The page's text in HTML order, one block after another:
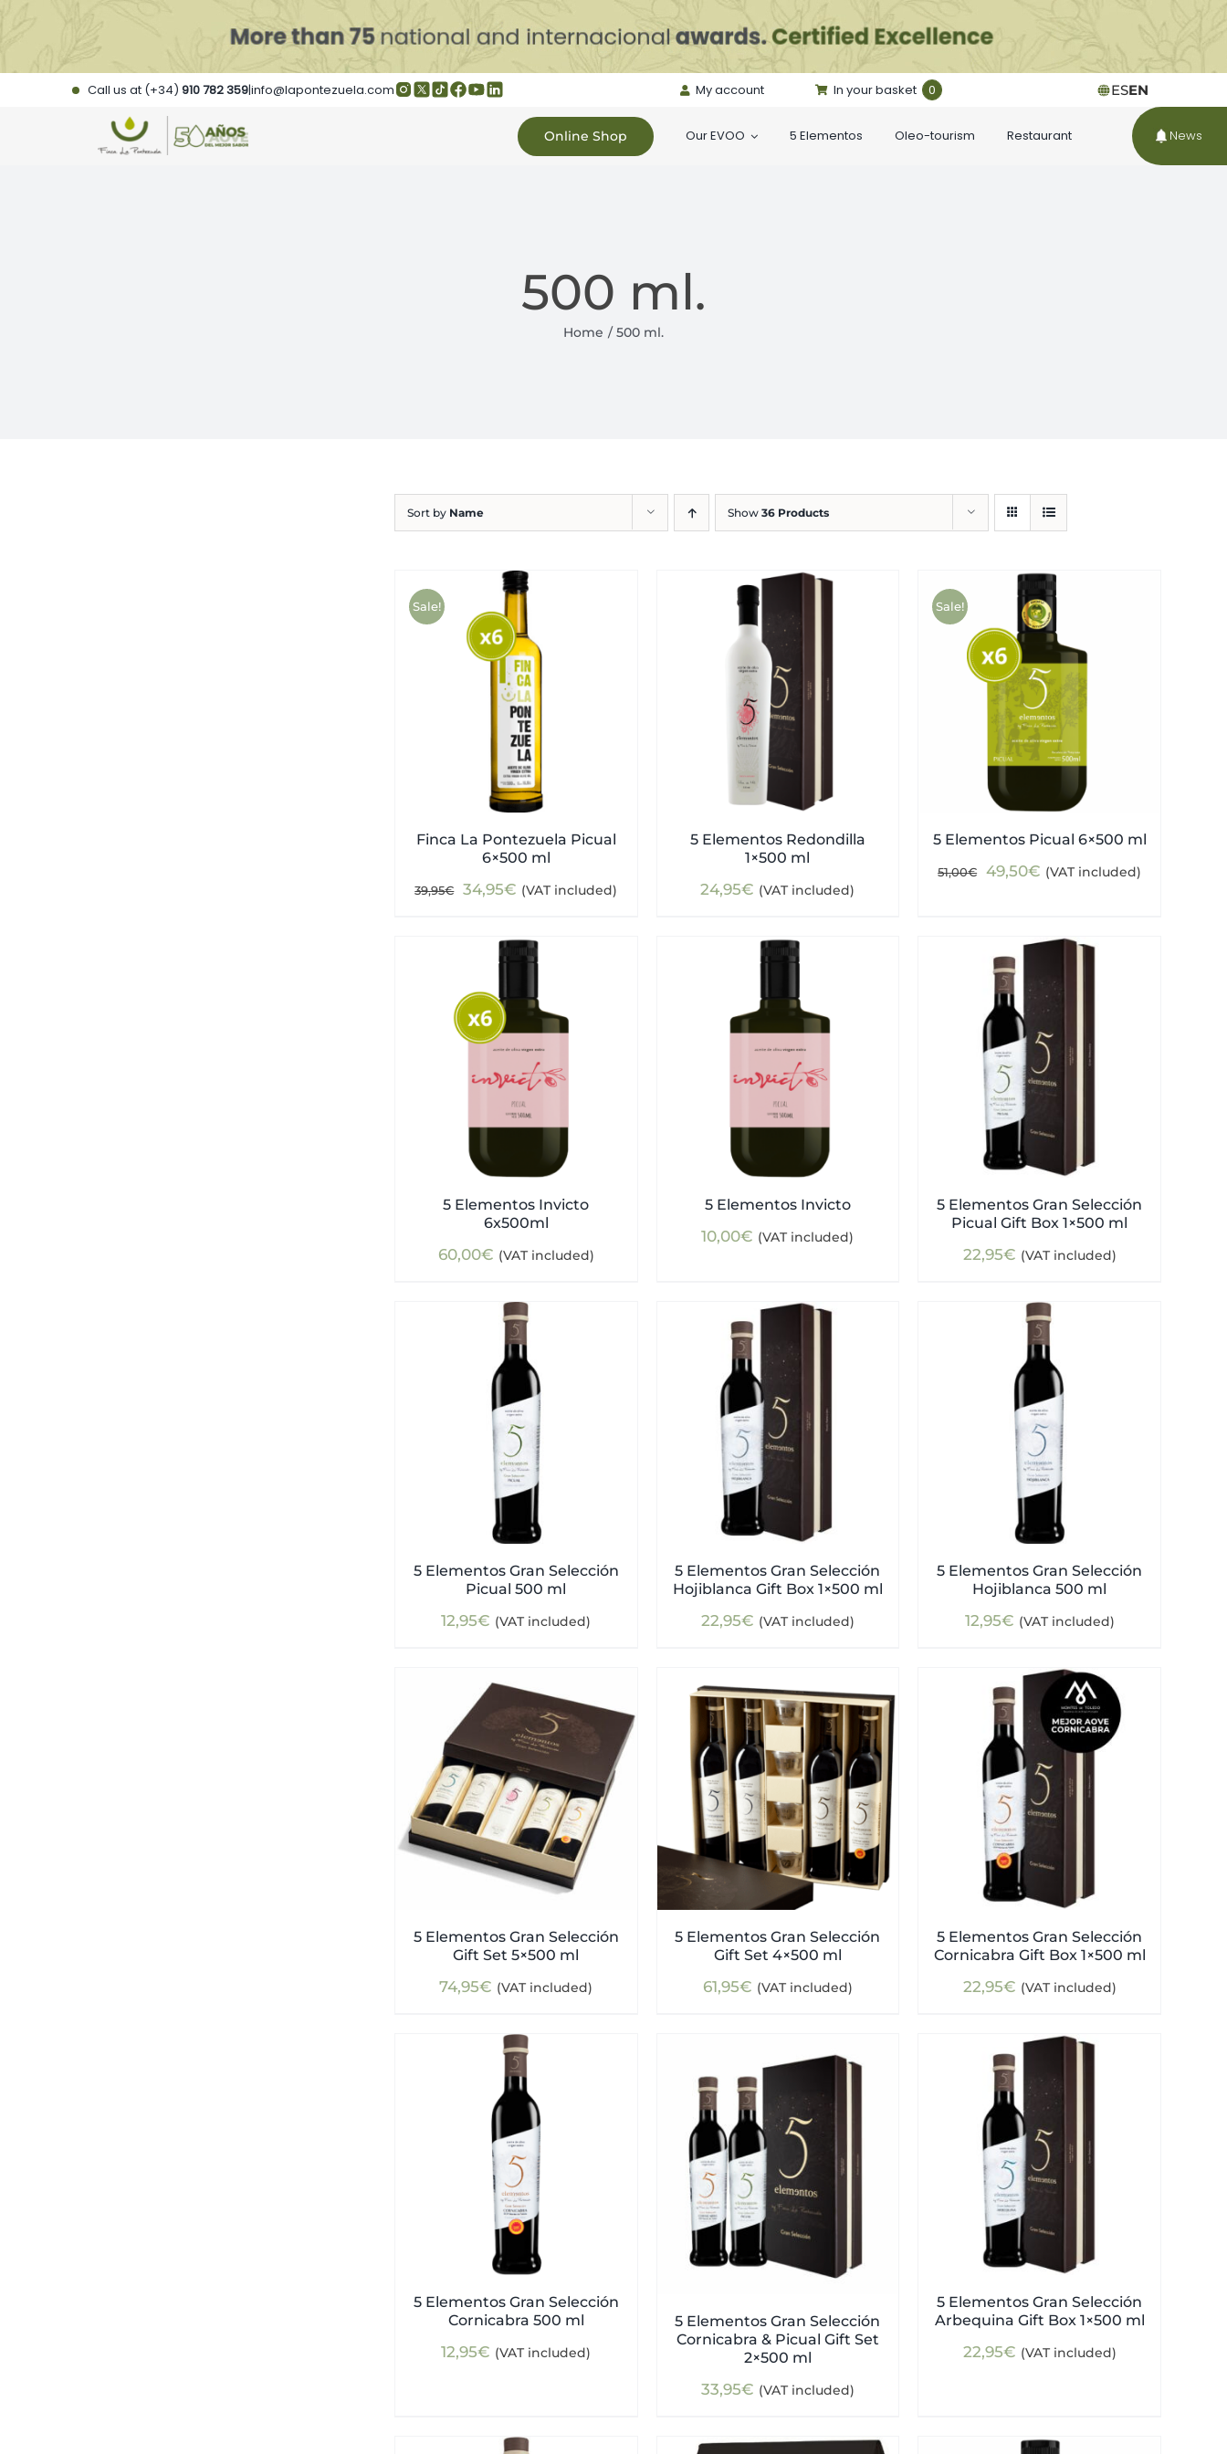
Call us at (+34)910 782 359|info@lapontezuela.com My account In your basket 0 ESEN
Online Shop Our EVOO 5 Elementos Oleo-tourism Restaurant News
500 ml.
Home 500 ml.
Sort by Name Show 36 Products
Sale!
Finca La Pontezuela Picual
6×500 ml
39,95€
Original
39,95€.
34,95€ Current
is:
34,95€.
(VAT included)
5 Elementos Redondilla
1×500 ml
24,95€ (VAT included)
Sale!
5 Elementos Picual 6×500 ml
51,00€
Original
51,00€.
49,50€ Current
49,50€.
(VAT included)
5 Elementos Invicto
6x500ml
60,00€ (VAT included)
5 Elementos Invicto
10,00€ (VAT included)
5 Elementos Gran Selección
Picual Gift Box 1×500 ml
22,95€ (VAT included)
5 Elementos Gran Selección
Picual 500 ml
12,95€ (VAT included)
5 Elementos Gran Selección
Hojiblanca Gift Box 1×500 ml
22,95€ (VAT included)
5 Elementos Gran Selección
Hojiblanca 500 ml
12,95€ (VAT included)
5 Elementos Gran Selección
Gift Set 5×500 ml
74,95€ (VAT included)
5 Elementos Gran Selección
Gift Set 4×500 ml
61,95€ (VAT included)
5 Elementos Gran Selección
Cornicabra Gift Box 1×500 ml
22,95€ (VAT included)
5 Elementos Gran Selección
Cornicabra 500 ml
12,95€ (VAT included)
5 Elementos Gran Selección
Cornicabra & Picual Gift Set
2×500 ml
33,95€ (VAT included)
5 Elementos Gran Selección
Arbequina Gift Box 1×500 ml
22,95€ (VAT included)